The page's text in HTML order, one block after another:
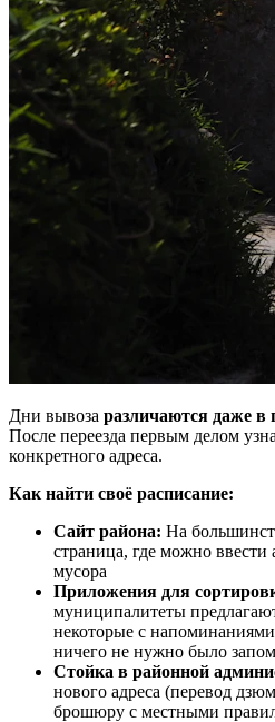
Дни вывоза различаются даже в
После переезда первым делом
конкретного адреса.
Как найти своё расписание:
Сайт района: На
страница, где можно ввести
мусора
Приложения для
муниципалитеты
некоторые с
ничего не нужно было
Стойка в районной
нового адреса (перевод
брошюру с местными